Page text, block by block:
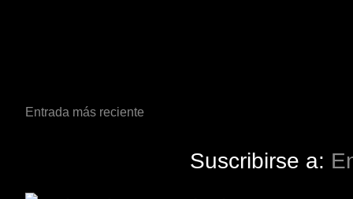
Entrada más reciente
Suscribirse a: